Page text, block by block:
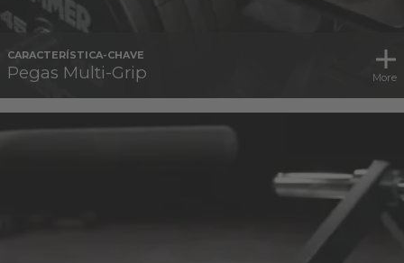
CARACTERÍSTICA-CHAVE
Pegas Multi-Grip More